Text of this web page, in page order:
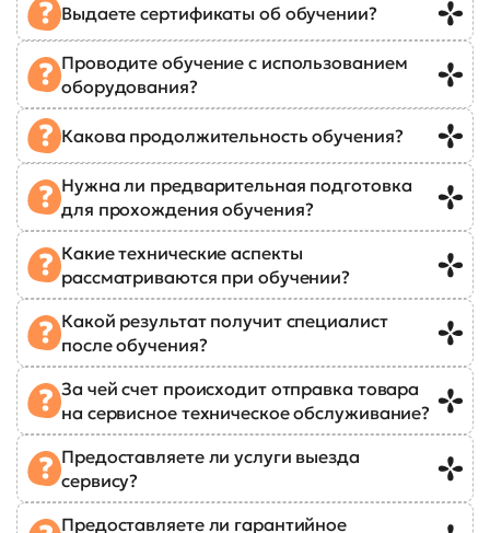
Выдаете сертификаты об обучении?
Проводите обучение с использованием
оборудования?
Какова продолжительность обучения?
Нужна ли предварительная подготовка
для прохождения обучения?
Какие технические аспекты
рассматриваются при обучении?
Какой результат получит специалист
после обучения?
За чей счет происходит отправка товара
на сервисное техническое обслуживание?
Предоставляете ли услуги выезда
сервису?
Предоставляете ли гарантийное